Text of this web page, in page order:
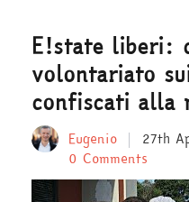
E!state liberi:
volontariato
confiscati alla
Eugenio 27th
0 Comments